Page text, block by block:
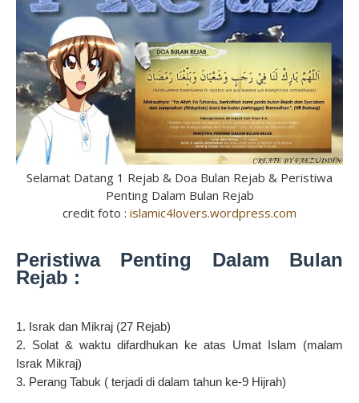
Selamat Datang 1 Rejab & Doa Bulan Rejab & Peristiwa
Penting Dalam Bulan Rejab
credit foto : islamic4lovers.wordpress.com
Peristiwa Penting Dalam Bulan
Rejab :
1. Israk dan Mikraj (27 Rejab)
2. Solat & waktu difardhukan ke atas Umat Islam (malam
Israk Mikraj)
3. Perang Tabuk ( terjadi di dalam tahun ke-9 Hijrah)